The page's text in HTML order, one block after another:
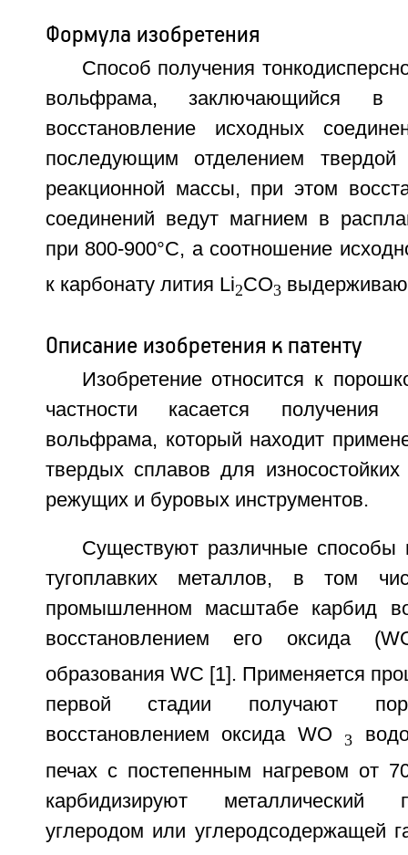
Формула изобретения
Способ получения
вольфрама, заключающийся
восстановление исходных
последующим отделением
реакционной массы, при этом
соединений ведут магнием в
при 800-900°С, а соотношение
к карбонату лития Li2СО3
Описание изобретения к патенту
Изобретение относится к
частности касается
вольфрама, который находит
твердых сплавов для
режущих и буровых инструментов.
Существуют различные способы
тугоплавких металлов, в том
промышленном масштабе карбид
восстановлением его оксида
образования WC [1]. Применяется
первой стадии получают
восстановлением оксида WO 3
печах с постепенным нагревом от
карбидизируют металлический
углеродом или углеродсодержащей